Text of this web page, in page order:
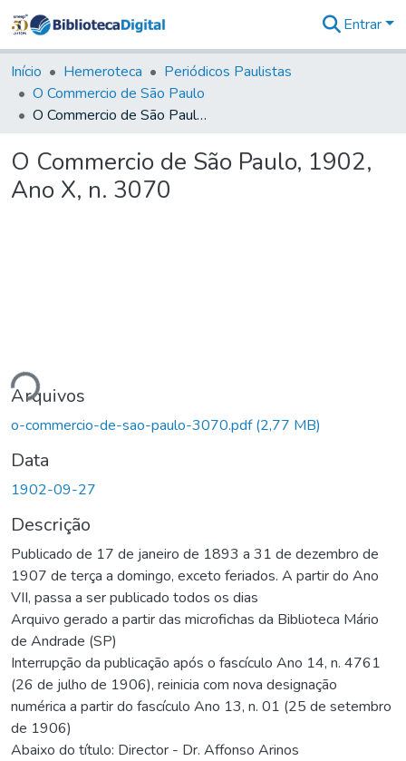
&
Coleções
Tudo na
Biblioteca
Estatísticas
Entrar
Início Hemeroteca
Periódicos Paulistas
O Commercio de São Paulo
O Commercio de São Paulo, 1902, Ano X, n. 3070
O Commercio de São Paulo, 1902,
Ano X, n. 3070
Arquivos
o-commercio-de-sao-paulo-3070.pdf(2,77 MB)
Data
1902-09-27
Descrição
Publicado de 17 de janeiro de 1893 a 31 de dezembro de
1907 de terça a domingo, exceto feriados. A partir do Ano
VII, passa a ser publicado todos os dias
Arquivo gerado a partir das microfichas da Biblioteca Mário
de Andrade (SP)
Interrupção da publicação após o fascículo Ano 14, n. 4761
(26 de julho de 1906), reinicia com nova designação
numérica a partir do fascículo Ano 13, n. 01 (25 de setembro
de 1906)
Abaixo do título: Director - Dr. Affonso Arinos